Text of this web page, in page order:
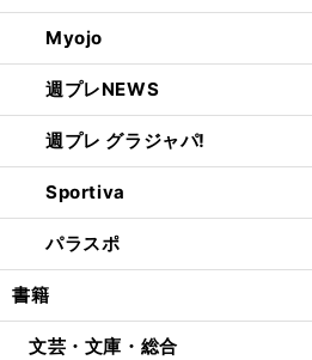
Myojo
週プレNEWS
週プレ グラジャパ!
Sportiva
パラスポ
書籍
文芸・文庫・総合